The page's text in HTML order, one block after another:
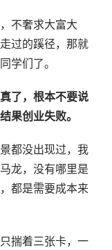
不奢求大富大
过的蹊径，那就
学们了。
了，根本不要说
果创业失败。
都没出现过，我
龙，没有哪里是
都是需要成本来
揣着三张卡，一